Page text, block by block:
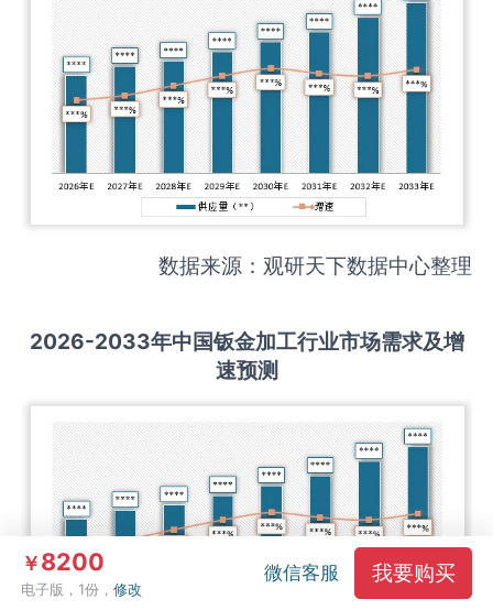
数据来源：观研天下数据中心整理
2026-2033年中国钣金加工行业市场需求及增
速预测
￥8200
电子版，1份，修改
微信客服 我要购买